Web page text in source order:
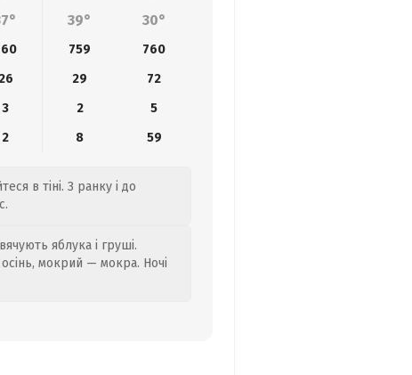
39° 30°
759
760
26 29
72
3 2
5
2 8 59
в тіні. З ранку і до
яблука і груші.
мокрий — мокра. Ночі